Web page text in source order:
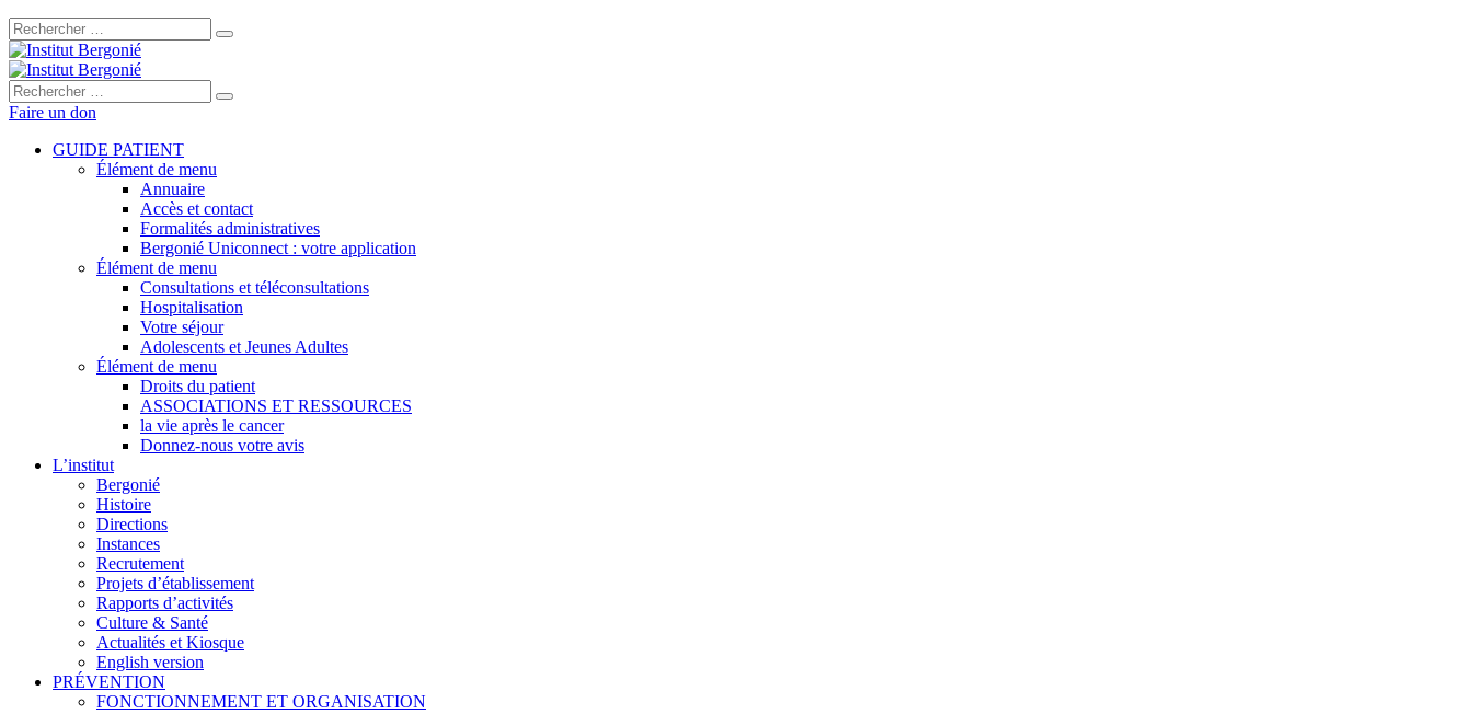
Rechercher :
Rechercher :
Faire un don
GUIDE PATIENT
Élément de menu
Annuaire
Accès et contact
Formalités administratives
Bergonié Uniconnect : votre application
Élément de menu
Consultations et téléconsultations
Hospitalisation
Votre séjour
Adolescents et Jeunes Adultes
Élément de menu
Droits du patient
ASSOCIATIONS ET RESSOURCES
la vie après le cancer
Donnez-nous votre avis
L’institut
Bergonié
Histoire
Directions
Instances
Recrutement
Projets d’établissement
Rapports d’activités
Culture & Santé
Actualités et Kiosque
English version
PRÉVENTION
FONCTIONNEMENT ET ORGANISATION